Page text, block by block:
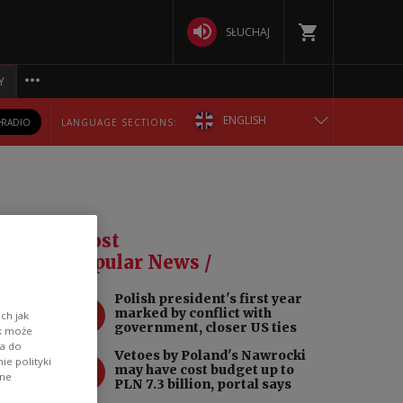
SŁUCHAJ
RADIO LANGUAGE SECTIONS: ENGLISH
РУССКИЙ
УКРАЇНСЬКА
Most
Popular News /
Polish president's first year
marked by conflict with
government, closer US ties
Vetoes by Poland's Nawrocki
may have cost budget up to
PLN 7.3 billion, portal says
jak
może
do
polityki